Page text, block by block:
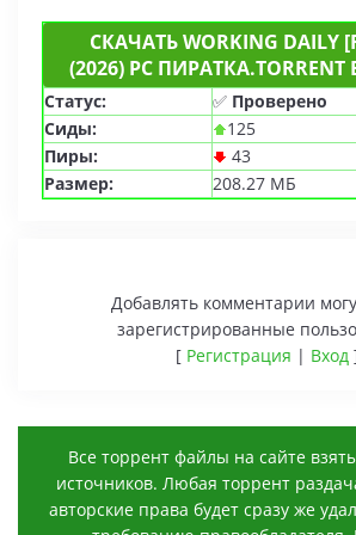
СКАЧАТЬ WORKING DAILY
(2026) PC
Статус: ✅ Проверено
Сиды:
125
Пиры:
43
Размер:
208.27 МБ
Добавлять комментарии
зарегистрированные
[ Регистрация | Вход
Все торрент файлы на сайте
источников. Любая торрент
авторские права будет сразу же